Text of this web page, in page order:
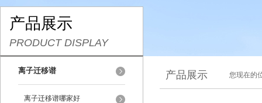
产品展示
PRODUCT DISPLAY
离子迁移谱
离子迁移谱哪家好
产品展示 您现在的